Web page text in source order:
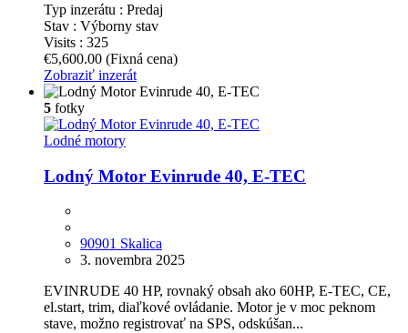
Typ inzerátu : Predaj
Stav : Výborny stav
Visits : 325
€5,600.00 (Fixná cena)
Zobraziť inzerát
5 fotky
Lodné motory
Lodný Motor Evinrude 40, E-TEC
90901 Skalica
3. novembra 2025
EVINRUDE 40 HP, rovnaký obsah ako 60HP, E-TEC, CE,
el.start, trim, diaľkové ovládanie. Motor je v moc peknom
stave, možno registrovať na SPS, odskúšan...